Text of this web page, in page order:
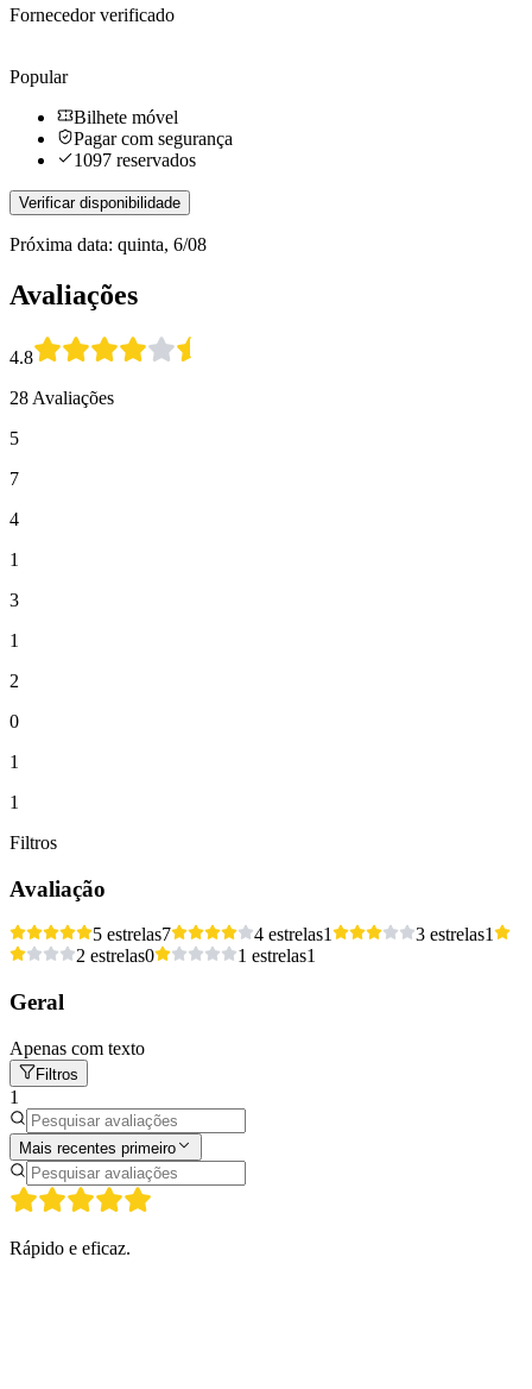
Fornecedor verificado
Popular
Bilhete móvel
Pagar com segurança
1097 reservados
Verificar disponibilidade
Próxima data: quinta, 6/08
Avaliações
4.8
28 Avaliações
5
7
4
1
3
1
2
0
1
1
Filtros
Avaliação
5 estrelas7 4 estrelas1 3 estrelas1
2 estrelas0 1 estrelas1
Geral
Apenas com texto
Filtros
1
Mais recentes primeiro
Rápido e eficaz.